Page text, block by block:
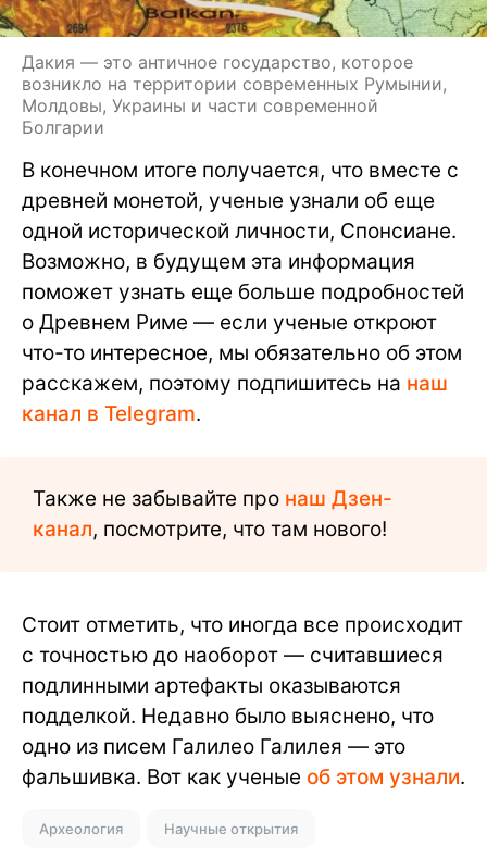
Дакия — это античное государство, которое
возникло на территории современных Румынии,
Молдовы, Украины и части современной
Болгарии
В конечном итоге получается, что вместе с
древней монетой, ученые узнали об еще
одной исторической личности, Спонсиане.
Возможно, в будущем эта информация
поможет узнать еще больше подробностей
о Древнем Риме — если ученые откроют
что-то интересное, мы обязательно об этом
расскажем, поэтому подпишитесь на наш
канал в Telegram.
Также не забывайте про наш Дзен-
канал, посмотрите, что там нового!
Стоит отметить, что иногда все происходит
с точностью до наоборот — считавшиеся
подлинными артефакты оказываются
подделкой. Недавно было выяснено, что
одно из писем Галилео Галилея — это
фальшивка. Вот как ученые об этом узнали.
Археология Научные открытия